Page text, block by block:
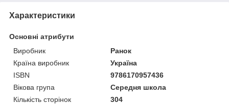
Характеристики
Основні атрибути
Виробник
Ранок
Країна виробник
Україна
ISBN
9786170957436
Вікова група
Середня школа
Кількість сторінок
304